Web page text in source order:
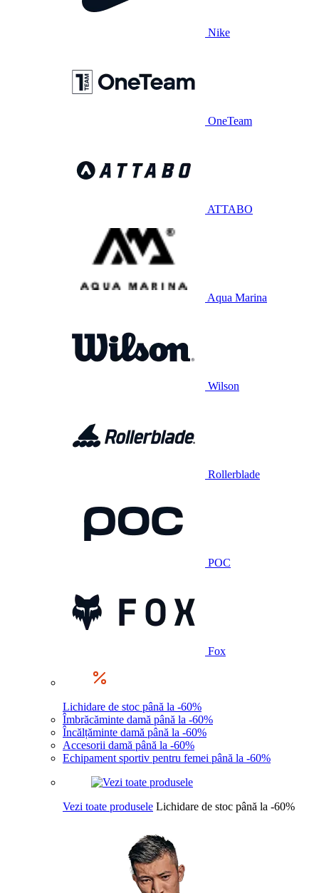
Nike
OneTeam
ATTABO
Aqua Marina
Wilson
Rollerblade
POC
Fox
Lichidare de stoc până la -60%
Îmbrăcăminte damă până la -60%
Încălțăminte damă până la -60%
Accesorii damă până la -60%
Echipament sportiv pentru femei până la -60%
Vezi toate produsele Lichidare de stoc până la -60%